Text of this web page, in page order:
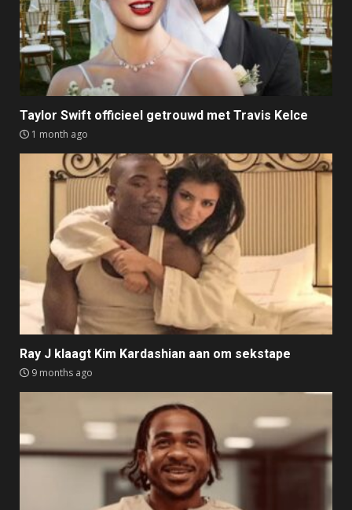
Taylor Swift officieel getrouwd met Travis Kelce
1 month ago
Ray J klaagt Kim Kardashian aan om sekstape
9 months ago